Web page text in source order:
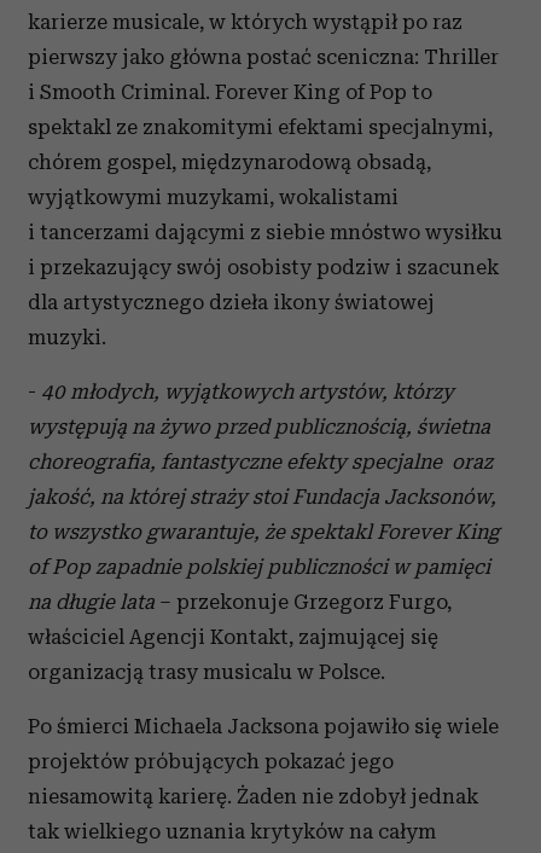
karierze musicale, w których wystąpił po raz
pierwszy jako główna postać sceniczna: Thriller
i Smooth Criminal. Forever King of Pop to
spektakl ze znakomitymi efektami specjalnymi,
chórem gospel, międzynarodową obsadą,
wyjątkowymi muzykami, wokalistami
i tancerzami dającymi z siebie mnóstwo wysiłku
i przekazujący swój osobisty podziw i szacunek
dla artystycznego dzieła ikony światowej
muzyki.
- 40 młodych, wyjątkowych artystów, którzy
występują na żywo przed publicznością, świetna
choreografia, fantastyczne efekty specjalne oraz
jakość, na której straży stoi Fundacja Jacksonów,
to wszystko gwarantuje, że spektakl Forever King
of Pop zapadnie polskiej publiczności w pamięci
na długie lata – przekonuje Grzegorz Furgo,
właściciel Agencji Kontakt, zajmującej się
organizacją trasy musicalu w Polsce.
Po śmierci Michaela Jacksona pojawiło się wiele
projektów próbujących pokazać jego
niesamowitą karierę. Żaden nie zdobył jednak
tak wielkiego uznania krytyków na całym